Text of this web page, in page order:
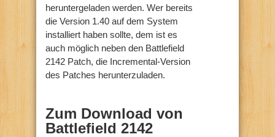
heruntergeladen werden. Wer bereits
die Version 1.40 auf dem System
installiert haben sollte, dem ist es
auch möglich neben den Battlefield
2142 Patch, die Incremental-Version
des Patches herunterzuladen.
Zum Download von
Battlefield 2142